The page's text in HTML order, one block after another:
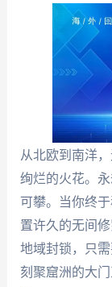
从北欧到南洋
绚烂的火花。
可攀。当你终
置许久的无间
地域封锁，只
刻聚窟洲的大